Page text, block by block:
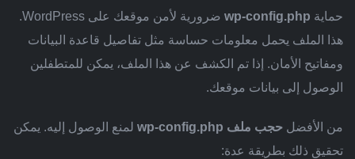
حماية wp-config.php
ضرورية لأمن موقعك على WordPress.
هذا الملف يحمل معلومات حساسة مثل تفاصيل قاعدة البيانات
ومفاتيح الأمان. إذا تم الكشف عن هذا الملف، يمكن للمتطفلين
الوصول إلى بيانات موقعك.
من الأفضل حجب ملف wp-config.php
لمنع الوصول إليه. يمكن
تحقيق ذلك بطريقة عدة: